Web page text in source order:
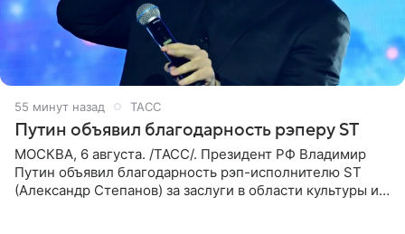
55 минут назад ТАСС
Путин объявил благодарность рэперу ST
МОСКВА, 6 августа. /ТАСС/. Президент РФ Владимир
Путин объявил благодарность рэп-исполнителю ST
(Александр Степанов) за заслуги в области культуры и